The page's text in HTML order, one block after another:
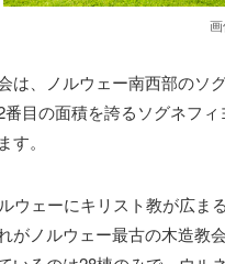
は、ノルウェー南西部のソ
番目の面積を誇るソグネフ
。
ウェーにキリスト教が広ま
がノルウェー最古の木造教